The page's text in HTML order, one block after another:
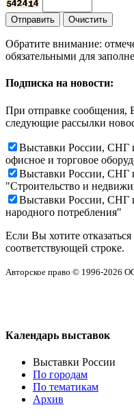
Обратите внимание:
обязательными для
Подписка на новости:
При отправке сообщения,
следующие рассылки
Выставки России, СНГ
офисное и торговое
Выставки России, СНГ
"Строительство и
Выставки России, СНГ
народного потребления"
Если Вы хотите
соответствующей строке.
Авторское право © 1996-2026
Календарь выставок
Выставки России
По городам
По тематикам
Архив